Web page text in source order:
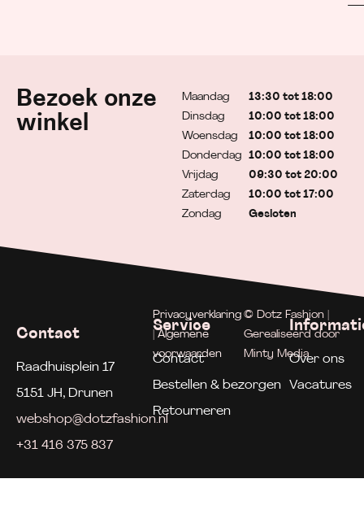
Bezoek onze
winkel
Maandag
Dinsdag
Woensdag
Donderdag
Vrijdag
Zaterdag
Zondag
13:30 tot 18:00
10:00 tot 18:00
10:00 tot 18:00
10:00 tot 18:00
09:30 tot 20:00
10:00 tot 17:00
Gesloten
Contact
Raadhuisplein 17
5151 JH, Drunen
webshop@dotzfashion.nl
+31 416 375 837
Service
Contact
Bestellen & bezorgen
Retourneren
Over ons
Vacatures
Privacyverklaring
| Algemene
voorwaarden
© Dotz Fashion |
Gerealiseerd door
Minty Media